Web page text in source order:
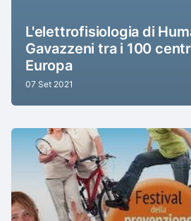
L'elettrofisiologia di
Gavazzeni tra i 100
Europa
07 Set 2021